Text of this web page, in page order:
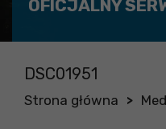
OFICJALNY
DSC01951
Strona główna >